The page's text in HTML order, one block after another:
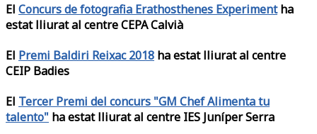
El Concurs de fotografia Erathosthenes Experimentha
estat lliurat al centre CEPA Calvià
El Premi Baldiri Reixac 2018 ha estat lliurat al centre
CEIP Badies
El Tercer Premi del concurs "GM Chef Alimenta tu
talento" ha estat lliurat al centre IES Juníper Serra